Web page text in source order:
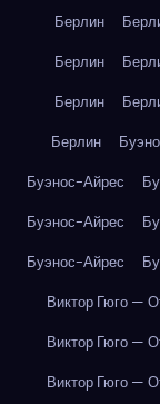
Берлин
Берлин
Берлин
Берлин
Буэнос-Айрес
Буэнос-Айрес
Буэнос-Айрес
Виктор Гюго —
Виктор Гюго —
Виктор Гюго —